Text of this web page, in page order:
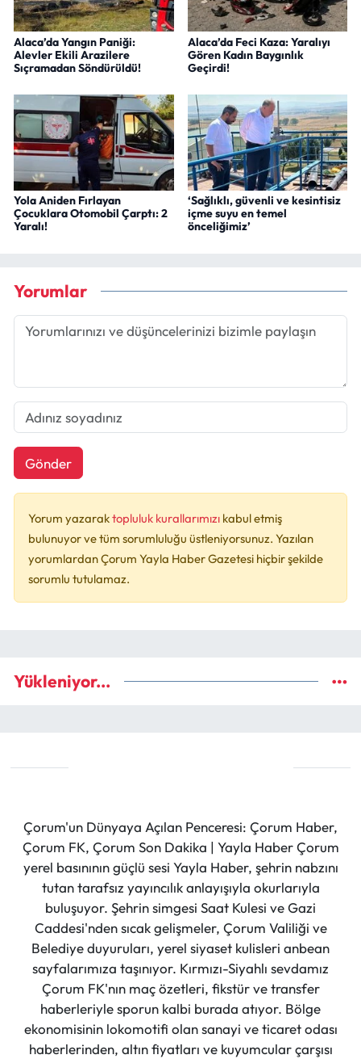
Alaca’da Yangın Paniği:
Alevler Ekili Arazilere
Sıçramadan Söndürüldü!
Alaca’da Feci Kaza: Yaralıyı
Gören Kadın Baygınlık
Geçirdi!
Yola Aniden Fırlayan
Çocuklara Otomobil Çarptı: 2
Yaralı!
‘Sağlıklı, güvenli ve kesintisiz
içme suyu en temel
önceliğimiz’
Yorumlar
Gönder
Yorum yazaraktopluluk kurallarımızı kabul etmiş
bulunuyor ve tüm sorumluluğu üstleniyorsunuz. Yazılan
yorumlardan Çorum Yayla Haber Gazetesi hiçbir şekilde
sorumlu tutulamaz.
Yükleniyor...
Çorum'un Dünyaya Açılan Penceresi: Çorum Haber,
Çorum FK, Çorum Son Dakika | Yayla Haber Çorum
yerel basınının güçlü sesi Yayla Haber, şehrin nabzını
tutan tarafsız yayıncılık anlayışıyla okurlarıyla
buluşuyor. Şehrin simgesi Saat Kulesi ve Gazi
Caddesi'nden sıcak gelişmeler, Çorum Valiliği ve
Belediye duyuruları, yerel siyaset kulisleri anbean
sayfalarımıza taşınıyor. Kırmızı-Siyahlı sevdamız
Çorum FK'nın maç özetleri, fikstür ve transfer
haberleriyle sporun kalbi burada atıyor. Bölge
ekonomisinin lokomotifi olan sanayi ve ticaret odası
haberlerinden, altın fiyatları ve kuyumcular çarşısı